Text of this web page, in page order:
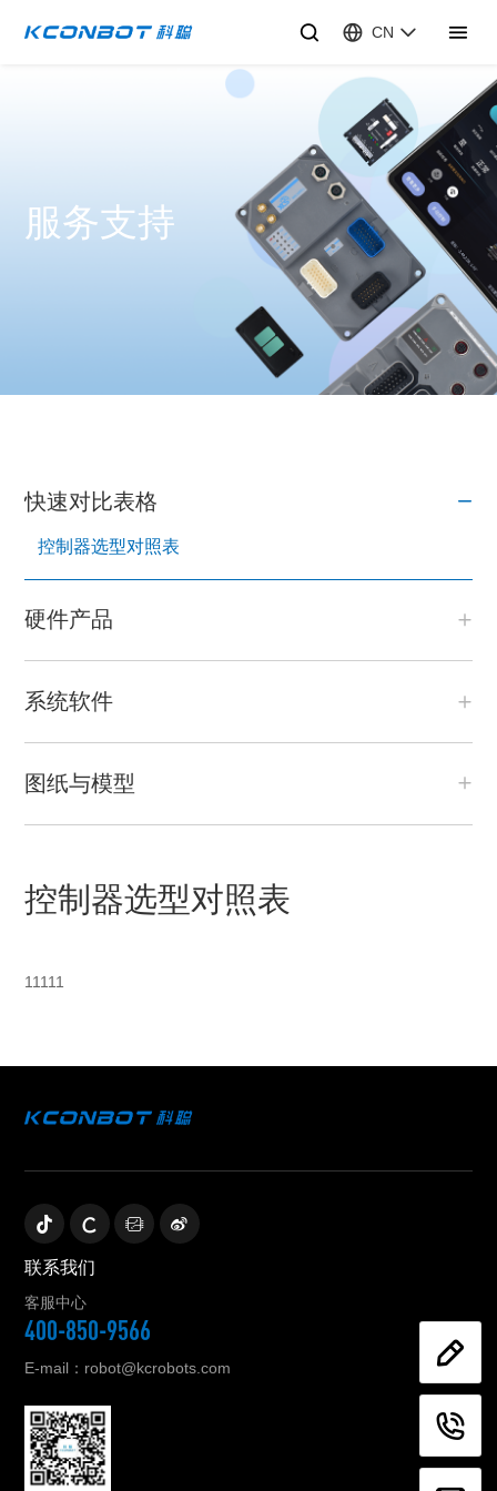
CN
服务支持
快速对比表格
控制器选型对照表
硬件产品
系统软件
图纸与模型
控制器选型对照表
11111
联系我们
客服中心
400-850-9566
E-mail：robot@kcrobots.com